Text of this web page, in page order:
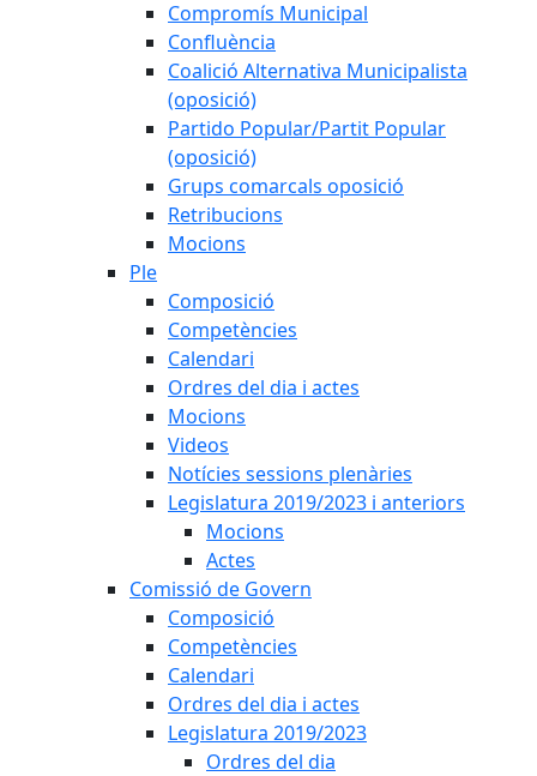
Compromís Municipal
Confluència
Coalició Alternativa Municipalista
(oposició)
Partido Popular/Partit Popular
(oposició)
Grups comarcals oposició
Retribucions
Mocions
Ple
Composició
Competències
Calendari
Ordres del dia i actes
Mocions
Videos
Notícies sessions plenàries
Legislatura 2019/2023 i anteriors
Mocions
Actes
Comissió de Govern
Composició
Competències
Calendari
Ordres del dia i actes
Legislatura 2019/2023
Ordres del dia